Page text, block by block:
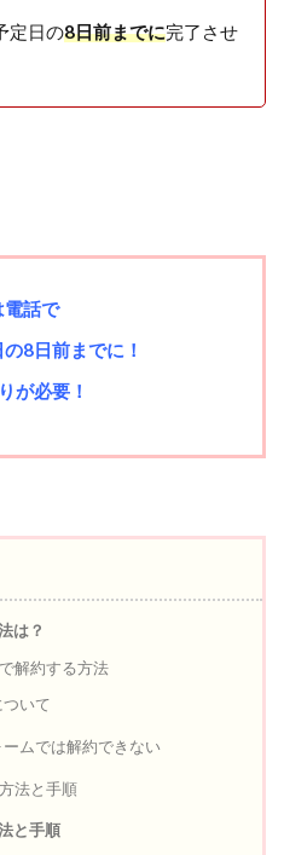
定日の8日前までに完了させ
電話で
8日前までに！
が必要！
は？
解約する方法
いて
ムでは解約できない
法と手順
と手順